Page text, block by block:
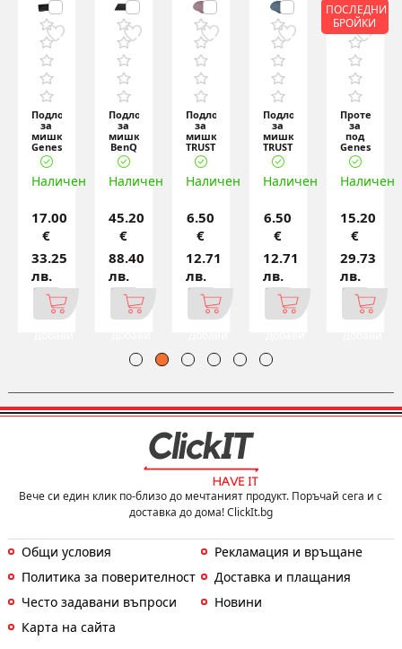
Подложка
за
мишка
Genesis
Mouse
Pad
Carbon
500
Наличен
17.00
€
33.25
лв.
Подложка
за
мишка
BenQ
ZOWIE
G-TR
Large
470x390
Наличен
45.20
€
88.40
лв.
Подложка
за
мишка
TRUST
Bigfoot
Mousepad
- pink
Наличен
6.50
€
12.71
лв.
Подложка
за
мишка
TRUST
Bigfoot
Mousepad
- steel
b
Наличен
6.50
€
12.71
лв.
Протектор
за
под
Genesis
Protective
Floor
Mat
Tell
Наличен
15.20
€
29.73
лв.
ПОСЛЕДНИ
БРОЙКИ
Вече си един клик по-близо до мечтаният продукт. Поръчай сега и с
доставка до дома! ClickIt.bg
Общи условия
Рекламация и връщане
Политика за поверителност
Доставка и плащания
Често задавани въпроси
Новини
Карта на сайта